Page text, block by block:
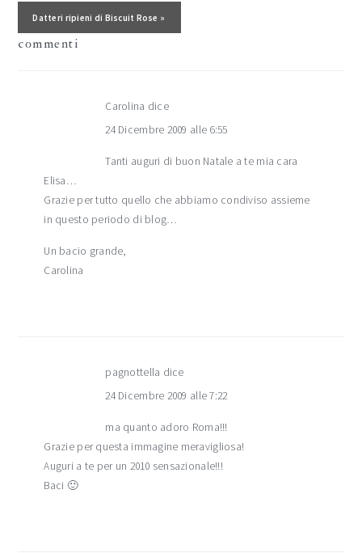
Post successivo:
Datteri ripieni di Biscuit Rose »
lettore
commenti
Carolina dice
24 Dicembre 2009 alle 6:55
Tanti auguri di buon Natale a te mia cara
Elisa…
Grazie per tutto quello che abbiamo condiviso assieme
in questo periodo di blog…
Un bacio grande,
Carolina
pagnottella dice
24 Dicembre 2009 alle 7:22
ma quanto adoro Roma!!!
Grazie per questa immagine meravigliosa!
Auguri a te per un 2010 sensazionale!!!
Baci 🙂